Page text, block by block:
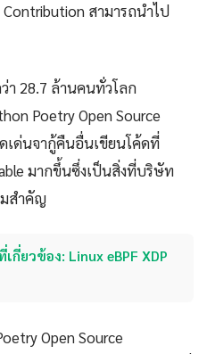
สามารถนำไป
28.7 ล้านคนทั่วโลก
Poetry Open Source
เด่นจากู้คืนอื่นเขียนโค้ดที่
มากขึ้นซึ่งเป็นสิ่งที่บริษัท
มสำคัญ
กี่ยวข้อง: Linux eBPF XDP
Open Source